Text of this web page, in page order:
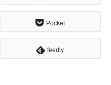
Pocket
feedly